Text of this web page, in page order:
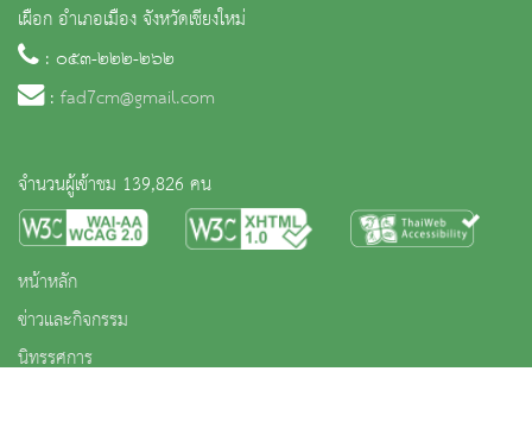
เผือก อำเภอเมือง จังหวัดเชียงใหม่
: ๐๕๓-๒๒๒-๒๖๒
: fad7cm@gmail.com
จำนวนผู้เข้าชม 139,826 คน
หน้าหลัก
ข่าวและกิจกรรม
นิทรรศการ